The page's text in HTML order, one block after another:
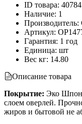
ID товара: 40784
Наличие: 1
Производитель:
Артикул:
Гарантия: 1 год
Единица: шт
Вес кг: 14.80
Описание товара
Покрытие: Эко
слоем оверлей.
жиров и бытовой не